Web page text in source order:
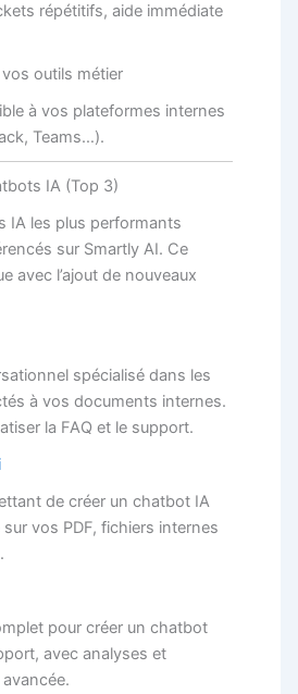
répétitifs, aide immédiate
outils métier
à vos plateformes internes
Teams…).
IA (Top 3)
IA les plus performants
sur Smartly AI. Ce
avec l’ajout de nouveaux
spécialisé dans les
à vos documents internes.
la FAQ et le support.
de créer un chatbot IA
vos PDF, fichiers internes
pour créer un chatbot
avec analyses et